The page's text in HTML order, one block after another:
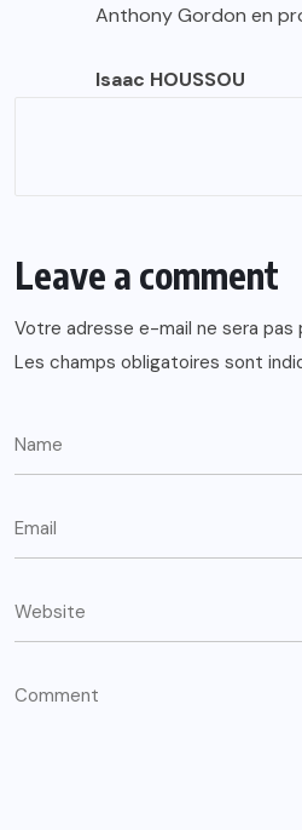
Anthony Gordon en
Isaac HOUSSOU
Leave a comment
Votre adresse e-mail ne sera pas
Les champs obligatoires sont